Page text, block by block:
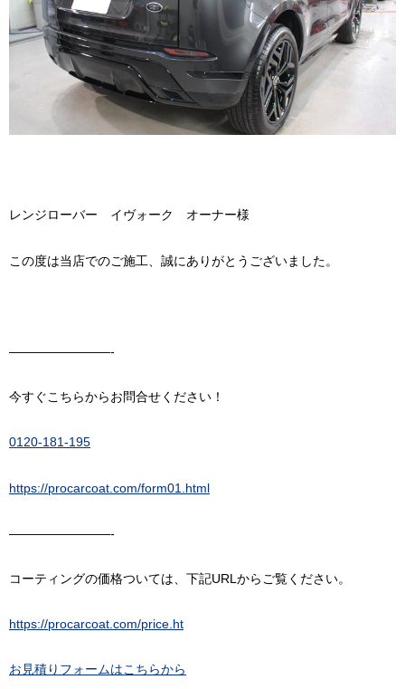
レンジローバー イヴォーク オーナー様
この度は当店でのご施工、誠にありがとうございました。
————————-
今すぐこちらからお問合せください！
0120-181-195
https://procarcoat.com/form01.html
————————-
コーティングの価格ついては、下記URLからご覧ください。
https://procarcoat.com/price.ht
お見積りフォームはこちらから